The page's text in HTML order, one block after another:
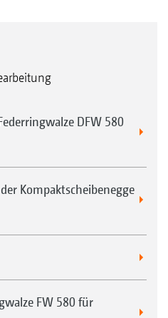
DFW 580
Kompaktscheibenegge
FW 580 für